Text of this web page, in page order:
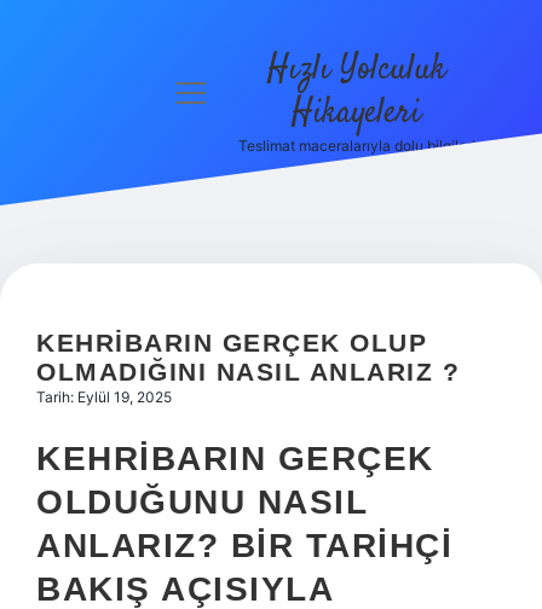
Hakkımızda
menüyü
Hızlı Yolculuk
Hikayeleri
Teslimat maceralarıyla dolu bilgiler!
KEHRIBARIN GERÇEK OLUP
OLMADIĞINI NASIL ANLARIZ ?
Tarih: Eylül 19, 2025
KEHRIBARIN GERÇEK
OLDUĞUNU NASIL
ANLARIZ? BIR TARIHÇI
BAKIŞ AÇISIYLA